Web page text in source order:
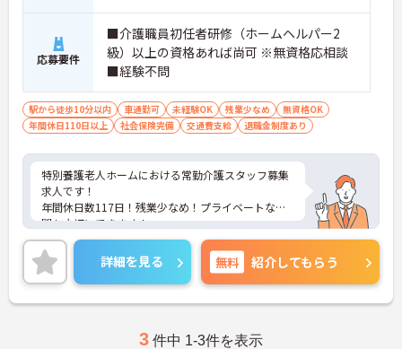
応募要件
■介護職員初任者研修（ホームヘルパー2
級）以上の資格あれば尚可 ※無資格応相談
■経験不問
駅から徒歩10分以内 車通勤可 未経験OK 残業少なめ
無資格OK
年間休日110日以上
社会保険完備 交通費支給 退職金制度あり
特別養護老人ホームにおける常勤介護スタッフ募集
求人です！
年間休日数117日！残業少なめ！プライベートな時
間も大切にできます！
ご興味ある方には、面接のポイントなど、さらに詳
細をお話致しますのでお気軽にご相談ください。
詳細を見る 無料 紹介してもらう
3 件中 1-3件を表示